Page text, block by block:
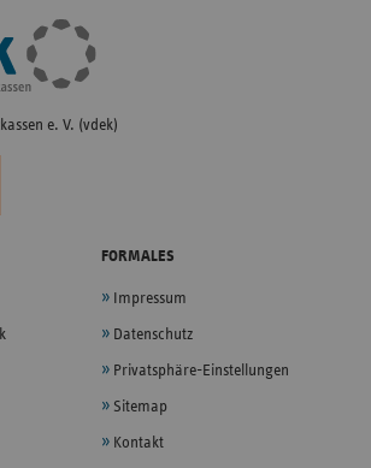
e. V. (vdek)
FORMALES
Impressum
Datenschutz
Privatsphäre-Einstellungen
Sitemap
Kontakt